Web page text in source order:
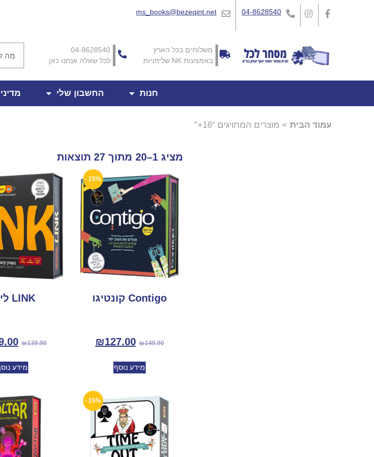
04-8628540
ms_books@bezeqint.net
משלוחים בכל הארץ
באמצעות NK שליחויות
04-8628540
לכל שאלה אנחנו כאן
חנות החשבון שלי
עמוד הבית > מוצרים המתויגים “16+”
מציג 1–20 מתוך 27 תוצאות
15% -
Contigo קונטיגו
₪149.90
₪127.00
מידע נוסף
LINK לינק
₪139.90
מידע
15% -